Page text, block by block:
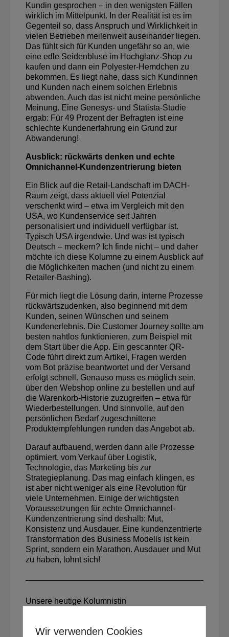
Kundin gesprochen – in den wenigsten Fällen
wirklich im Mittelpunkt. In der Realität ist es im
Gegenteil so, dass Anspruch und Wirklichkeit in
vielen Betrieben meilenweit auseinander liegen.
Das fühlt sich für Kunden ungefähr so an, wie
eine edle Seidenbluse im Hochglanz-Shop zu
kaufen und dann ein Polyester-Hemdchen zu
bekommen. Es liegt nahe, dass sich Kundinnen
und Kunden nach einem solchen Erlebnis
abwenden. Auch das ist nicht meine persönliche
Meinung. Eine Genesys- und Statista-Studie
ergab: Für 49 Prozent der Befragten ist eine
schlechte Kundenerfahrung ein Grund zur
Abwanderung!
Ausblick: rückwärts denken und echte
Omnichannel-Kundenzentrierung bieten
Ein Blick auf die Retail-Landschaft im DACH-
Raum zeigt, dass aktuell viel Potenzial
verschenkt wird – etwa im Vergleich mit den
USA, wo Kundenservice seit Jahren
personalisiert und individuell verfügbar ist.
Typisch USA irgendwie. Und was ist typisch
Deutsch – meckern? Ich finde nicht – und daher
möchte ich diese Kolumne zu einem Ausblick auf
die Möglichkeiten machen (und nicht zu einem
Retailer-Bashing).
Für mich liegt die Lösung darin, interne Prozesse
rückwärtszudenken, also beginnend mit dem
Kunden, seinen Wünschen und seinem
Kundenerlebnis. Die Customer Journey sollte am
besten nahtlos funktionieren, zum Beispiel mit
dem Start über die App. Ein gescannter QR-
Code führt direkt zum Artikel, Fragen werden
vom Bot präzise beantwortet und der Versand
erfolgt schnell. Genauso muss es möglich sein,
über den Webshop online zu bestellen und auf
die Warenkorb-Historie zuzugreifen – etwa für
Wiederbestellungen. Und sinnvolle, auf den
persönlichen Bedarf zugeschnittene
Produktempfehlungen runden das Angebot ab.
Darauf aufbauend, werden dann alle Prozesse
optimiert, vom Verkauf über Logistik,
Technologie, das Marketing bis zur
Strategieplanung. Das mag einfach klingen, es
ist aber nicht weniger als eine Revolution für
viele Unternehmen. Einige der wichtigsten
Voraussetzungen für echte Omnichannel-
Kundenzentrierung sind deshalb: Mut,
Konsistenz und Ausdauer. Eine kundenzentrierte
Transformation des Business Modells ist kein
Sprint, sondern ein Marathon. Ausdauer und Mut
zu haben, lohnt sich!
Unsere heutige Kolumnistin
Wir verwenden Cookies